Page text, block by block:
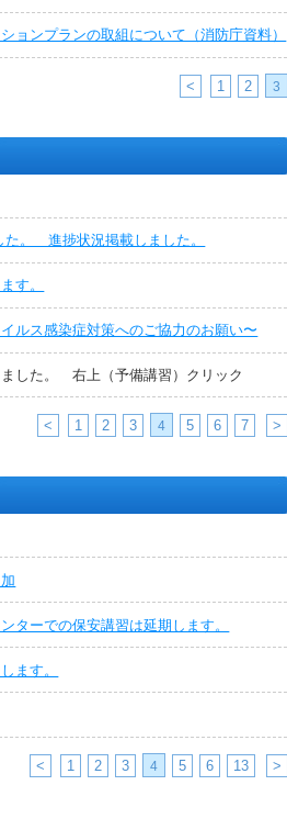
ョンプランの取組について（消防庁資料）
< 1 2 3
。 進捗状況掲載しました。
す。
ルス感染症対策へのご協力のお願い〜
した。 右上（予備講習）クリック
< 1 2 3 4 5 6 7 >
ターでの保安講習は延期します。
ます。
< 1 2 3 4 5 6 13 >